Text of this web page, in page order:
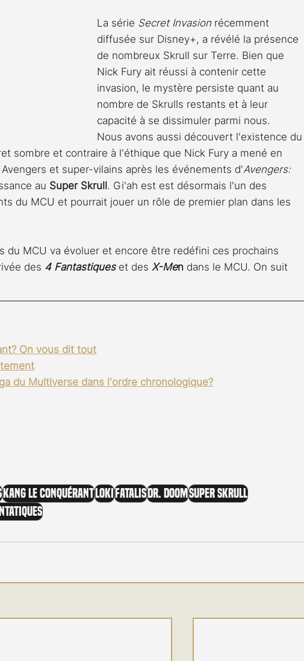
La série Secret Invasion récemment
diffusée sur Disney+, a révélé la présence
de nombreux Skrull sur Terre. Bien que
Nick Fury ait réussi à contenir cette
invasion, le mystère persiste quant au
nombre de Skrulls restants et à leur
capacité à se dissimuler parmi nous.
Nous avons aussi découvert l'existence du
sombre et contraire à l'éthique que Nick Fury a mené en
et super-vilains après les événements d'Avengers:
au Super Skrull . Gi'ah est est désormais l'un des
du MCU et pourrait jouer un rôle de premier plan dans les
du MCU va évoluer et encore être redéfini ces prochains
des 4 Fantastiques et des X-Men dans le MCU. On suit
On vous dit tout
du Multiverse dans l'ordre chronologique?
Kang le conquérant Loki Fatalis Dr. DoomSuper Skrull